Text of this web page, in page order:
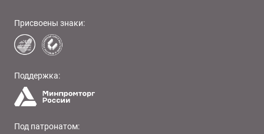
Присвоены знаки:
Поддержка:
Под патронатом: